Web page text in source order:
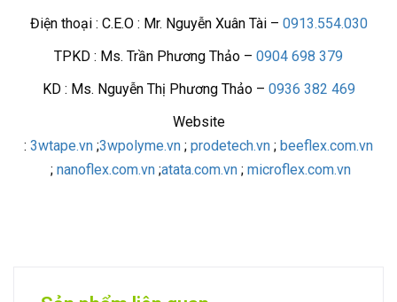
Điện thoại : C.E.O : Mr. Nguyễn Xuân Tài – 0913.554.030
TPKD : Ms. Trần Phương Thảo – 0904 698 379
KD : Ms. Nguyễn Thị Phương Thảo – 0936 382 469
Website
: 3wtape.vn ;3wpolyme.vn ; prodetech.vn ; beeflex.com.vn
; nanoflex.com.vn;atata.com.vn; microflex.com.vn